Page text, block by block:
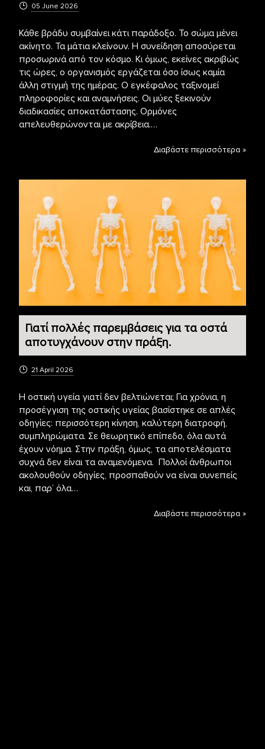
05 June 2026
Κάθε βράδυ συμβαίνει κάτι παράδοξο. Το σώμα μένει
ακίνητο. Τα μάτια κλείνουν. Η συνείδηση αποσύρεται
προσωρινά από τον κόσμο. Κι όμως, εκείνες ακριβώς
τις ώρες, ο οργανισμός εργάζεται όσο ίσως καμία
άλλη στιγμή της ημέρας. Ο εγκέφαλος ταξινομεί
πληροφορίες και αναμνήσεις. Οι μύες ξεκινούν
διαδικασίες αποκατάστασης. Ορμόνες
απελευθερώνονται με ακρίβεια.…
Διαβάστε περισσότερα »
Γιατί πολλές παρεμβάσεις για τα οστά
αποτυγχάνουν στην πράξη.
21 April 2026
Η οστική υγεία γιατί δεν βελτιώνεται; Για χρόνια, η
προσέγγιση της οστικής υγείας βασίστηκε σε απλές
οδηγίες: περισσότερη κίνηση, καλύτερη διατροφή,
συμπληρώματα. Σε θεωρητικό επίπεδο, όλα αυτά
έχουν νόημα. Στην πράξη, όμως, τα αποτελέσματα
συχνά δεν είναι τα αναμενόμενα. Πολλοί άνθρωποι
ακολουθούν οδηγίες, προσπαθούν να είναι συνεπείς
και, παρ’ όλα…
Διαβάστε περισσότερα »